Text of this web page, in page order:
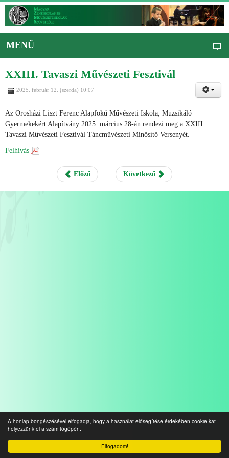
Elfogadom!
A honlap böngészésével elfogadja, hogy a használat elősegítése érdekében cookie-kat
helyezzünk el a számítógépén.
MENÜ
XXIII. Tavaszi Művészeti Fesztivál
2025. február 12. (szerda) 10:07
Az Orosházi Liszt Ferenc Alapfokú Művészeti Iskola, Muzsikáló
Gyermekekért Alapítvány 2025. március 28-án rendezi meg a XXIII.
Tavaszi Művészeti Fesztivál Táncművészeti Minősítő Versenyét.
Felhívás
Előző Következő